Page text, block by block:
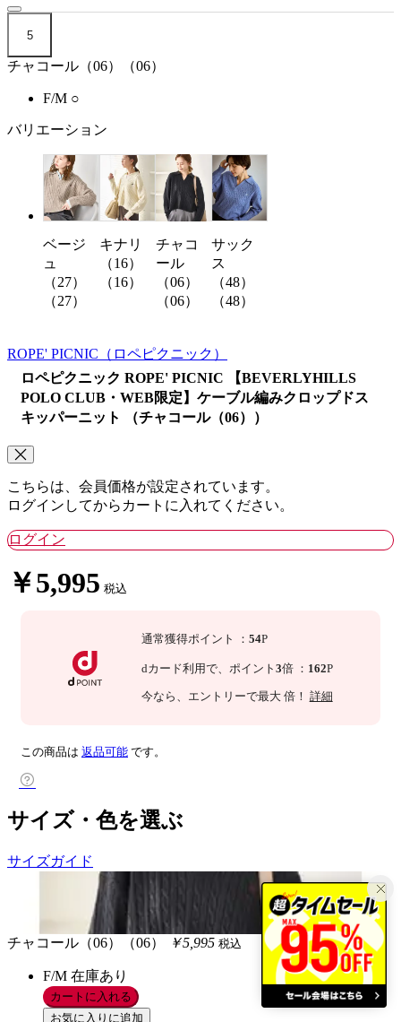
5
チャコール（06）（06）
F/M ○
バリエーション
ベージ
ュ
（27）
（27）
キナリ
（16）
（16）
チャコ
ール
（06）
（06）
サック
ス
（48）
（48）
ROPE' PICNIC （ロペピクニック）
ロペピクニック ROPE' PICNIC 【BEVERLYHILLS
POLO CLUB・WEB限定】ケーブル編みクロップドス
キッパーニット （チャコール（06））
こちらは、会員価格が設定されています。
ログインしてからカートに入れてください。
ログイン
￥5,995 税込
通常獲得ポイント ： 54P
dカード利用で、 ポイント 3倍 ： 162P
今なら 、エントリーで最大 倍！ 詳細
この商品は 返品可能 です。
サイズ・色を選ぶ
サイズガイド
チャコール（06）（06） ￥5,995 税込
F/M 在庫あり
カートに入れる
お気に入りに追加